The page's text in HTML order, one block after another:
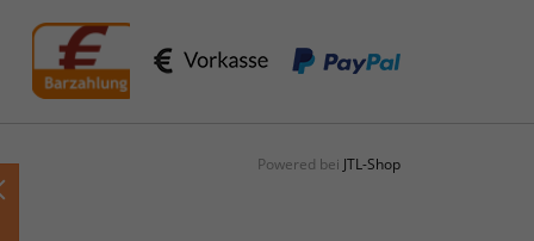
Powered bei JTL-Shop